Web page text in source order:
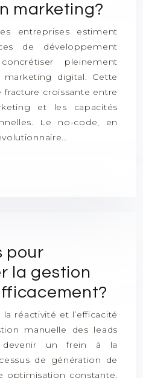
marketing?
entreprises estiment
de développement
pleinement
digital. Cette
fracture croissante entre
et les capacités
Le no-code, en
pour
la gestion
réactivité et l’efficacité
manuelle des leads
devenir un frein à la
de génération de
optimisation constante.